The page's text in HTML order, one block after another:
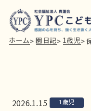
ホーム> 園日記> 1歳児>
2026.1.15 1歳児